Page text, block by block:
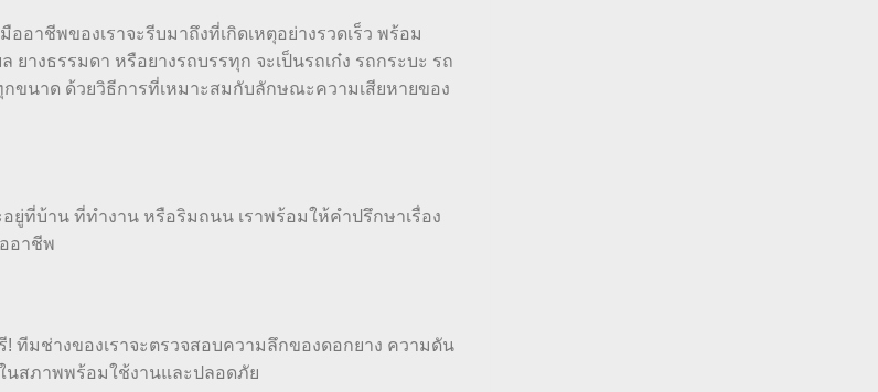
อาชีพของเราจะรีบมาถึงที่เกิดเหตุอย่างรวดเร็ว พร้อม
ยางธรรมดา หรือยางรถบรรทุก จะเป็นรถเก๋ง รถกระบะ รถ
ขนาด ด้วยวิธีการที่เหมาะสมกับลักษณะความเสียหายของ
ยู่ที่บ้าน ที่ทำงาน หรือริมถนน เราพร้อมให้คำปรึกษาเรื่อง
อาชีพ
! ทีมช่างของเราจะตรวจสอบความลึกของดอกยาง ความดัน
นสภาพพร้อมใช้งานและปลอดภัย